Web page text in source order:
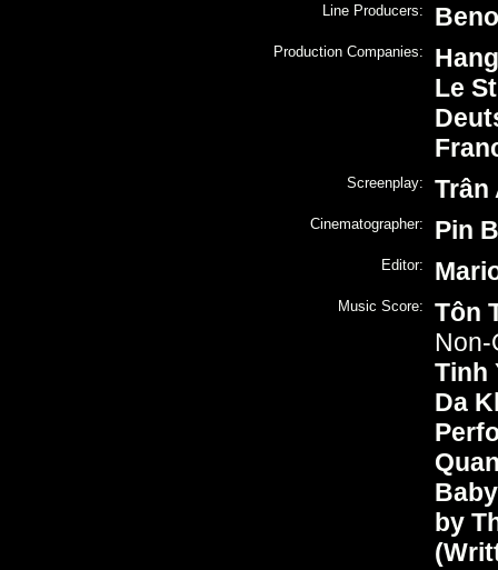
Line Producers:
Production Companies:
Le
Screenplay: Trân
Cinematographer: Pin
Editor:
Music Score:
Tôn
Tinh
Da
by